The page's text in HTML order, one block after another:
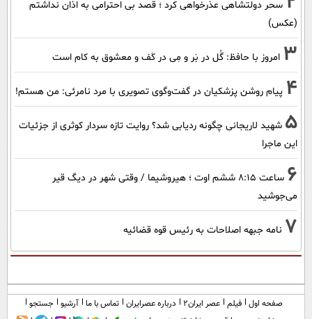
سحر دولتشاهی عذرخواهی کرد ؛ قصد بی احترامی به اذان نداشتم
(عکس)
3 امروز با حافظ: گُل در بَر و مِی در کَف و معشوق به کام است
4 پیام روشن پزشکیان در گفت‌و‌گوی تصویری با مرد نامرئی: من هستم!
5 شهید لاریجانی چگونه ردیابی شد؟ روایت تازه سردار کوثری از جزئیات
این ماجرا
6
ساعت ۸:۱۵ ششم اوت ؛ هیروشیما / وقتی شهر در دیگ قیر
می‌جوشید
7 نامه جبهه اصلاحات به رئیس قوه قضائیه
صفحه اول فیلم عصر ایران۲ درباره عصرایران تماس با ما آرشیو جستجو